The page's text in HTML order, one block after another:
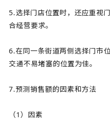
5.选择门店位置时，还应重视
合经营要求。
6.在同一条街道两侧选择门市
交通不易堵塞的位置为佳。
7.预测销售额的因素和方法
（1）因素